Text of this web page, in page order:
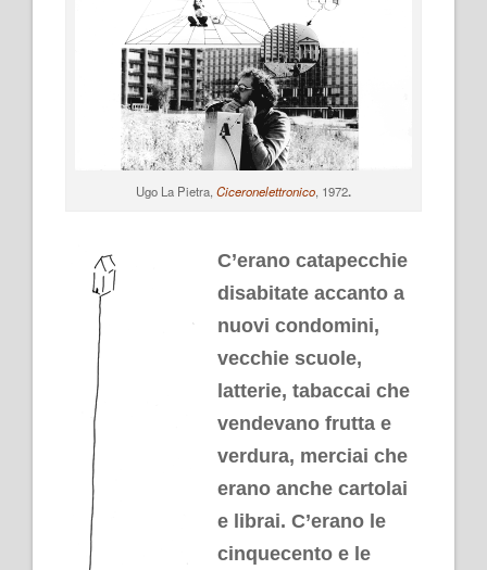
Ugo La Pietra,Ciceronelettronico, 1972.
C’erano catapecchie
disabitate accanto a
nuovi condomini,
vecchie scuole,
latterie, tabaccai che
vendevano frutta e
verdura, merciai che
erano anche cartolai
e librai. C’erano le
cinquecento e le